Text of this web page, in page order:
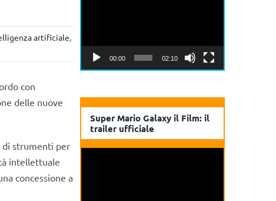
artificiale,
con
delle nuove
di strumenti per
intellettuale
concessione a
00:00 02:10
Super Mario Galaxy il Film: il
trailer ufficiale